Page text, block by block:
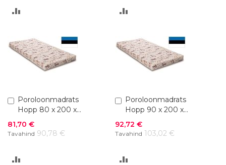
Poroloonmadrats
Hopp 80 x 200 x
10 cm
Soodushind
81,70 €
Tavahind 90,78 €
Lisa
ostukorvi
Poroloonmadrats
Hopp 90 x 200 x
10 cm
Soodushind
92,72 €
Tavahind 103,02 €
Lisa
ostukorvi